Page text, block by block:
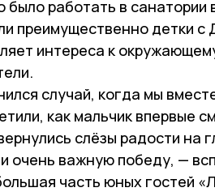
было работать в санатории
преимущественно детки с
интереса к
случай, когда мы
как мальчик впервые
слёзы радости на
очень важную победу, —
часть юных гостей